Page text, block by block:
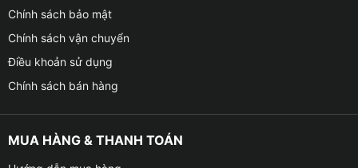
Chính sách bảo mật
Chính sách vận chuyển
Điều khoản sử dụng
Chính sách bán hàng
MUA HÀNG & THANH TOÁN